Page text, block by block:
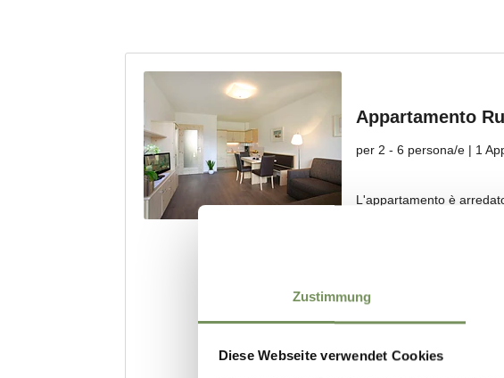
Zustimmung
Diese Webseite verwendet Cookies